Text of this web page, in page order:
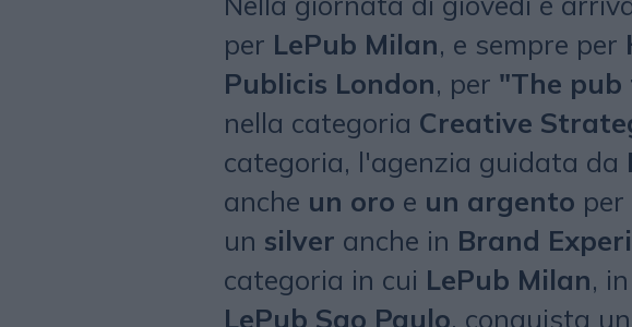
per LePub Milan, e sempre per
Publicis London, per "The
nella categoria Creative
categoria, l'agenzia guidata da
anche un oro e un argento per
un silver anche in Brand
categoria in cui LePub Milan,
LePub Sao Paulo, conquista